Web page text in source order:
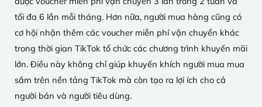
tối đa 6 lần mỗi tháng. Hơn nữa, người mua hàng cũng có
cơ hội nhận thêm các voucher miễn phí vận chuyển khác
trong thời gian TikTok tổ chức các chương trình khuyến mãi
lớn. Điều này không chỉ giúp khuyến khích người mua mua
sắm trên nền tảng TikTok mà còn tạo ra lợi ích cho cả
người bán và người tiêu dùng.